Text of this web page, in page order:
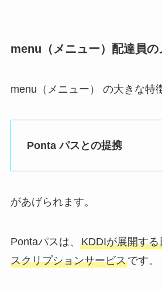
menu（メニュー）配達員の
menu（メニュー） の大きな特
Ponta パスとの提携
があげられます。
Pontaパスは、 KDDIが展開す
スクリプションサービスです。